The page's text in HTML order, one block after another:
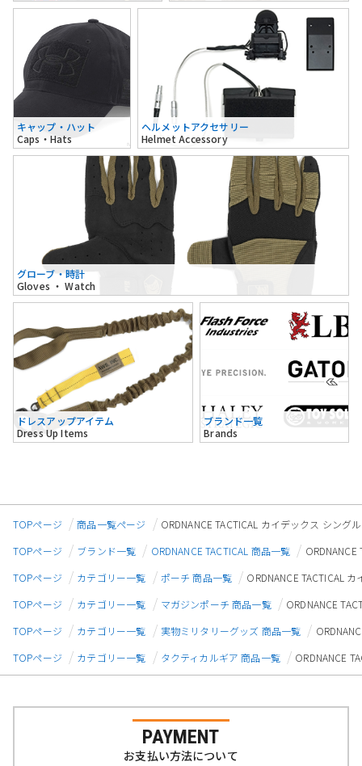
キャップ・ハット
Caps・Hats
ヘルメットアクセサリー
Helmet Accessory
グローブ・時計
Gloves ・ Watch
ドレスアップアイテム
Dress Up Items
ブランド一覧
Brands
TOPページ 商品一覧ページ
ORDNANCE TACTICAL カイデックス シン
TOPページ
ブランド一覧 ORDNANCE TACTICAL 商品一覧
TOPページ
カテゴリー一覧 ポーチ 商品一覧
ORDNANCE TACTICAL
TOPページ
カテゴリー一覧 マガジンポーチ 商品一覧
ORDNANCE
TOPページ
カテゴリー一覧 実物ミリタリーグッズ 商品一覧
TOPページ
カテゴリー一覧 タクティカルギア 商品一覧 ORDNANCE
PAYMENT
お支払い方法について